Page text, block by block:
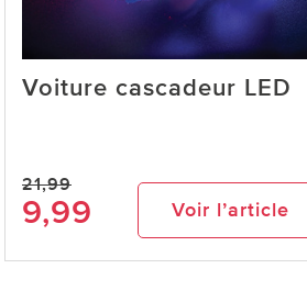
Voiture cascadeur LED
21,99
9,99 Voir l’article